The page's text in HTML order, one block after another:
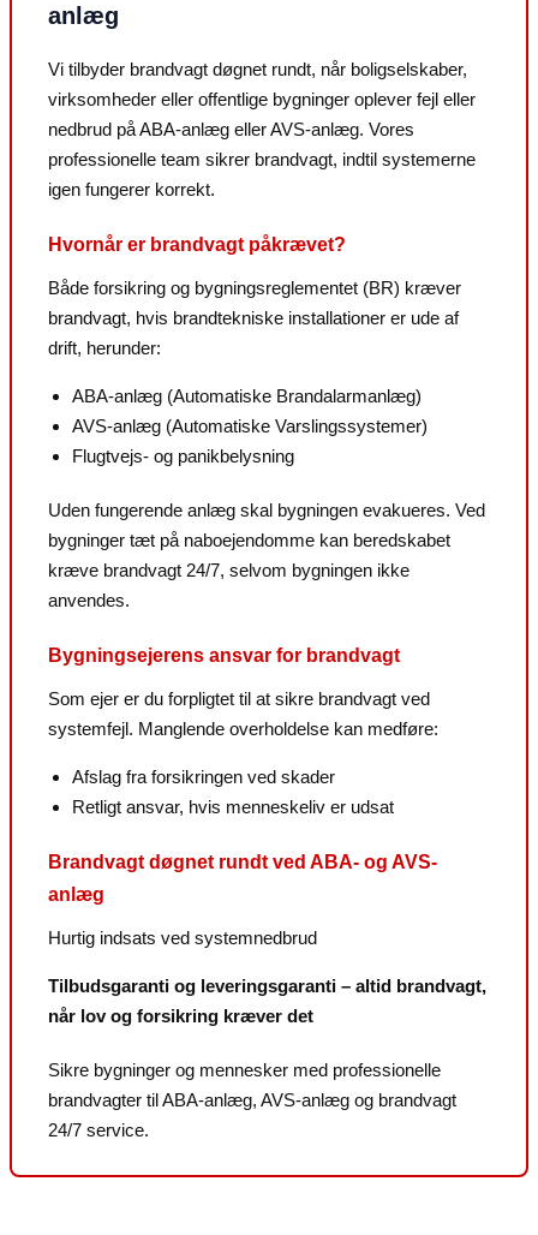
anlæg
Vi tilbyder brandvagt døgnet rundt, når boligselskaber,
virksomheder eller offentlige bygninger oplever fejl eller
nedbrud på ABA-anlæg eller AVS-anlæg. Vores
professionelle team sikrer brandvagt, indtil systemerne
igen fungerer korrekt.
Hvornår er brandvagt påkrævet?
Både forsikring og bygningsreglementet (BR) kræver
brandvagt, hvis brandtekniske installationer er ude af
drift, herunder:
ABA-anlæg (Automatiske Brandalarmanlæg)
AVS-anlæg (Automatiske Varslingssystemer)
Flugtvejs- og panikbelysning
Uden fungerende anlæg skal bygningen evakueres. Ved
bygninger tæt på naboejendomme kan beredskabet
kræve brandvagt 24/7, selvom bygningen ikke
anvendes.
Bygningsejerens ansvar for brandvagt
Som ejer er du forpligtet til at sikre brandvagt ved
systemfejl. Manglende overholdelse kan medføre:
Afslag fra forsikringen ved skader
Retligt ansvar, hvis menneskeliv er udsat
Brandvagt døgnet rundt ved ABA- og AVS-
anlæg
Hurtig indsats ved systemnedbrud
Tilbudsgaranti og leveringsgaranti – altid brandvagt,
når lov og forsikring kræver det
Sikre bygninger og mennesker med professionelle
brandvagter til ABA-anlæg, AVS-anlæg og brandvagt
24/7 service.